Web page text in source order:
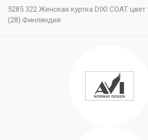
5285 322 Женская куртка DIXI COAT
(28).Финляндия